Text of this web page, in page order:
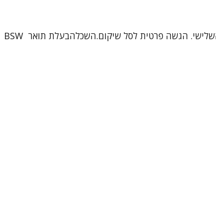
שמי אסנת זילברמן , פסיכותרפיסטית בגבעתייםמומחית בטיפול נפשי מגיל 18 ומעלה , החל ממבוגרים צעירים ועד בני הגיל השלישי. הגשה פרטית לסל שיקום.השכלהבעלת תואר BSW